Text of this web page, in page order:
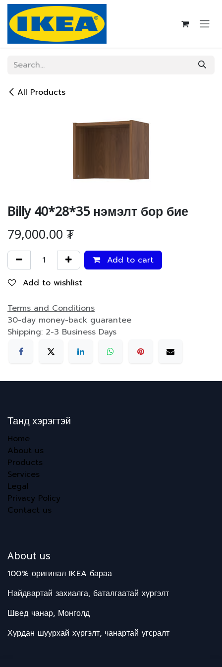
Skip to Content
All Products
Billy 40*28*35 нэмэлт бор бие
79,000.00₮
Add to cart
Add to wishlist
Terms and Conditions
30-day money-back guarantee
Shipping: 2-3 Business Days
Танд хэрэгтэй
Home
About us
Products
Services
Legal
Privacy Policy
Contact us
About us
100% оригинал IKEA бараа
Найдвартай захиалга, баталгаатай хүргэлт
Швед чанар, Монголд
Хурдан шуурхай хүргэлт, чанартай угсралт